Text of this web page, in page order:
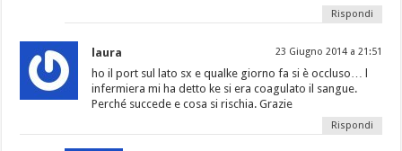
Rispondi
laura 23 Giugno 2014 a 21:51
ho il port sul lato sx e qualke giorno fa si è occluso… l
infermiera mi ha detto ke si era coagulato il sangue.
Perché succede e cosa si rischia. Grazie
Rispondi